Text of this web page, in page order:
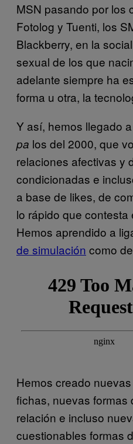
MSN pasando por los
Fotolog y Tuenti, los
Blackberry, en la
sexual de los que
adelante siempre ha
forma u otra, la
Y así, hemos llegado
pa los del 2000, que
relaciones afectivas y
condicionadas e
a base de likes, de
lo rápido que contesta
Hemos aprendido a
de simulación como
Hemos creado
fichas, nuevas formas
relación e incluso
cuestionables formas